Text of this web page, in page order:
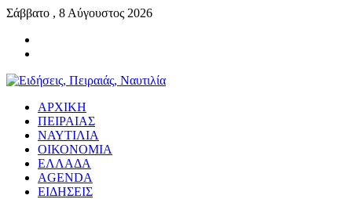
Σάββατο , 8 Αύγουστος 2026
ΑΡΧΙΚΗ
ΠΕΙΡΑΙΑΣ
ΝΑΥΤΙΛΙΑ
ΟΙΚΟΝΟΜΙΑ
ΕΛΛΑΔΑ
AGENDA
ΕΙΔΗΣΕΙΣ